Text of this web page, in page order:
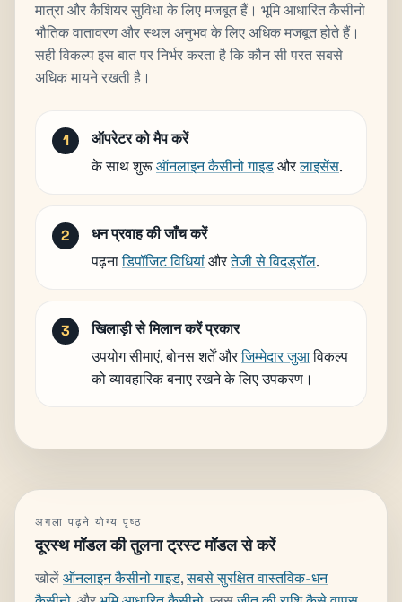
मात्रा और कैशियर सुविधा के लिए मजबूत हैं। भूमि आधारित कैसीनो
भौतिक वातावरण और स्थल अनुभव के लिए अधिक मजबूत होते हैं।
सही विकल्प इस बात पर निर्भर करता है कि कौन सी परत सबसे
अधिक मायने रखती है।
ऑपरेटर को मैप करें
के साथ शुरूऑनलाइन कैसीनो गाइडऔरलाइसेंस.
धन प्रवाह की जाँच करें
पढ़नाडिपॉजिट विधियांऔरतेजी से विदड्रॉल.
खिलाड़ी से मिलान करें प्रकार
उपयोग सीमाएं, बोनस शर्तें औरजिम्मेदार जुआविकल्प
को व्यावहारिक बनाए रखने के लिए उपकरण।
अगला पढ़ने योग्य पृष्ठ
दूरस्थ मॉडल की तुलना ट्रस्ट मॉडल से करें
खोलेंऑनलाइन कैसीनो गाइड,सबसे सुरक्षित वास्तविक-धन